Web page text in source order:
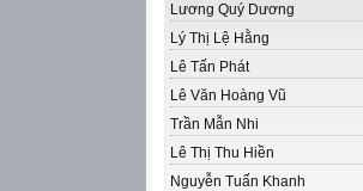
Lương Quý Dương
Lý Thị Lệ Hằng
Lê Tấn Phát
Lê Văn Hoàng Vũ
Trần Mẫn Nhi
Lê Thị Thu Hiền
Nguyễn Tuấn Khanh